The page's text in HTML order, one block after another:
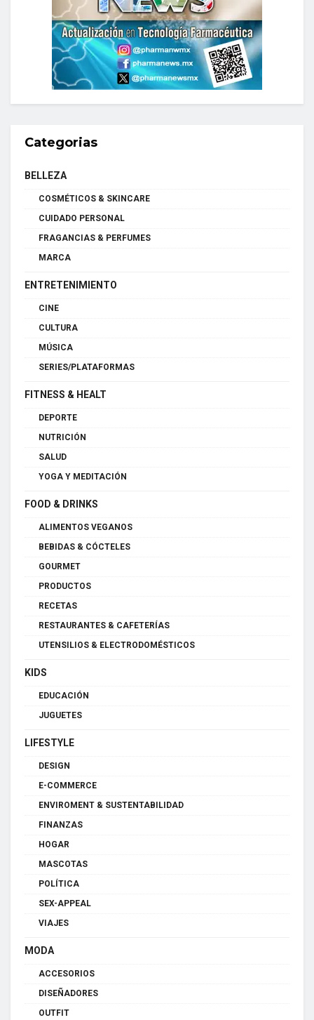
Categorias
BELLEZA
COSMÉTICOS & SKINCARE
CUIDADO PERSONAL
FRAGANCIAS & PERFUMES
MARCA
ENTRETENIMIENTO
CINE
CULTURA
MÚSICA
SERIES/PLATAFORMAS
FITNESS & HEALT
DEPORTE
NUTRICIÓN
SALUD
YOGA Y MEDITACIÓN
FOOD & DRINKS
ALIMENTOS VEGANOS
BEBIDAS & CÓCTELES
GOURMET
PRODUCTOS
RECETAS
RESTAURANTES & CAFETERÍAS
UTENSILIOS & ELECTRODOMÉSTICOS
KIDS
EDUCACIÓN
JUGUETES
LIFESTYLE
DESIGN
E-COMMERCE
ENVIROMENT & SUSTENTABILIDAD
FINANZAS
HOGAR
MASCOTAS
POLÍTICA
SEX-APPEAL
VIAJES
MODA
ACCESORIOS
DISEÑADORES
OUTFIT